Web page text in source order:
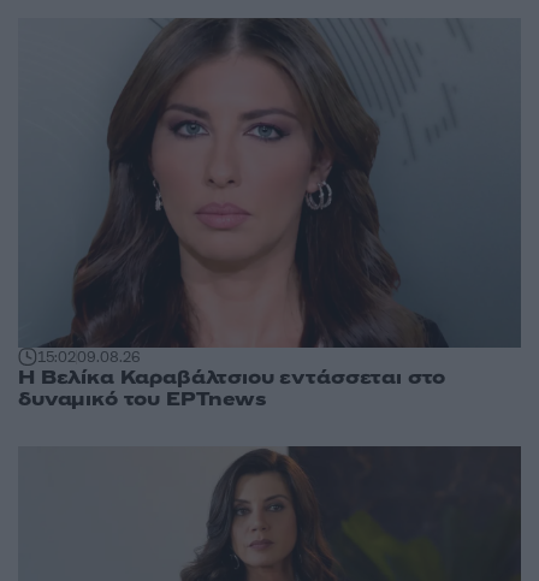
15:0209.08.26
Η Βελίκα Καραβάλτσιου εντάσσεται στο
δυναμικό του ΕΡΤnews